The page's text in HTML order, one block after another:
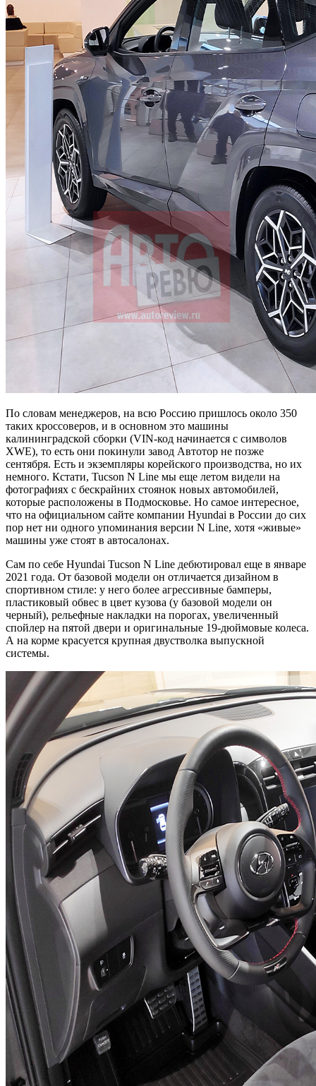
По словам менеджеров, на всю Россию пришлось около 350
таких кроссоверов, и в основном это машины
калининградской сборки (VIN-код начинается с символов
XWE), то есть они покинули завод Автотор не позже
сентября. Есть и экземпляры корейского производства, но их
немного. Кстати, Tucson N Line мы еще летом видели на
фотографиях с бескрайних стоянок новых автомобилей,
которые расположены в Подмосковье. Но самое интересное,
что на официальном сайте компании Hyundai в России до сих
пор нет ни одного упоминания версии N Line, хотя «живые»
машины уже стоят в автосалонах.
Сам по себе Hyundai Tucson N Line дебютировал еще в январе
2021 года. От базовой модели он отличается дизайном в
спортивном стиле: у него более агрессивные бамперы,
пластиковый обвес в цвет кузова (у базовой модели он
черный), рельефные накладки на порогах, увеличенный
спойлер на пятой двери и оригинальные 19-дюймовые колеса.
А на корме красуется крупная двустволка выпускной
системы.